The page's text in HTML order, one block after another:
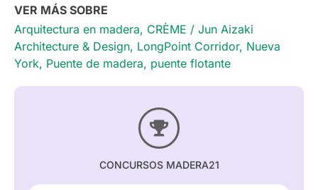
VER MÁS SOBRE
Arquitectura en madera, CRÈME / Jun Aizaki
Architecture & Design, LongPoint Corridor, Nueva
York, Puente de madera, puente flotante
CONCURSOS MADERA21